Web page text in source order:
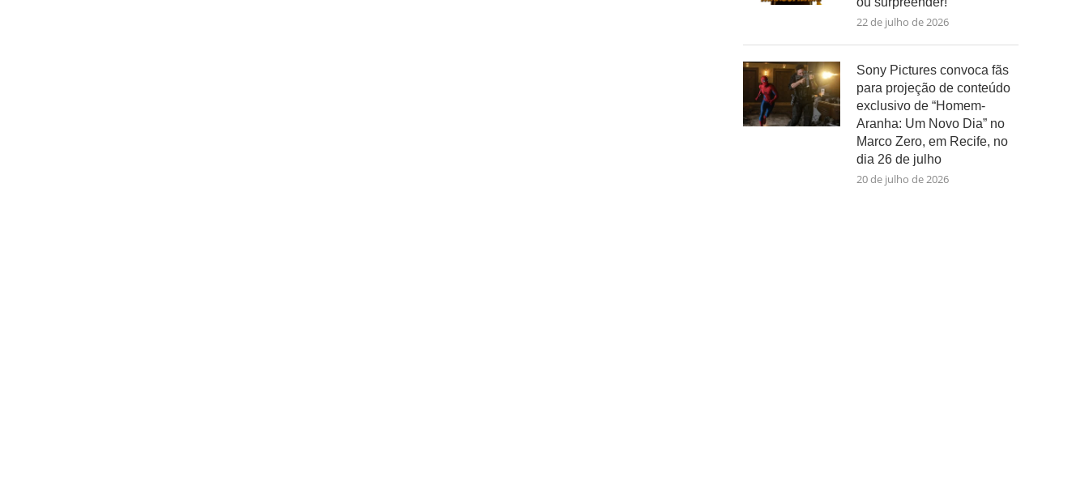
22 de julho de 2026
Sony Pictures convoca fãs
para projeção de conteúdo
exclusivo de “Homem-
Aranha: Um Novo Dia” no
Marco Zero, em Recife, no
dia 26 de julho
20 de julho de 2026